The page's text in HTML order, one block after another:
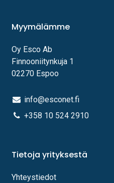
Myymälämme
Oy Esco Ab
Finnooniitynkuja 1
02270 Espoo
info@esconet.fi
+358 10 524 2910
Tietoja yrityksestä
Yhteystiedot